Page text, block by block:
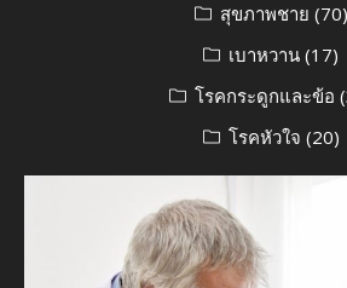
สุขภาพชาย (70)
เบาหวาน (17)
โรคกระดูกและข้อ
โรคหัวใจ (20)